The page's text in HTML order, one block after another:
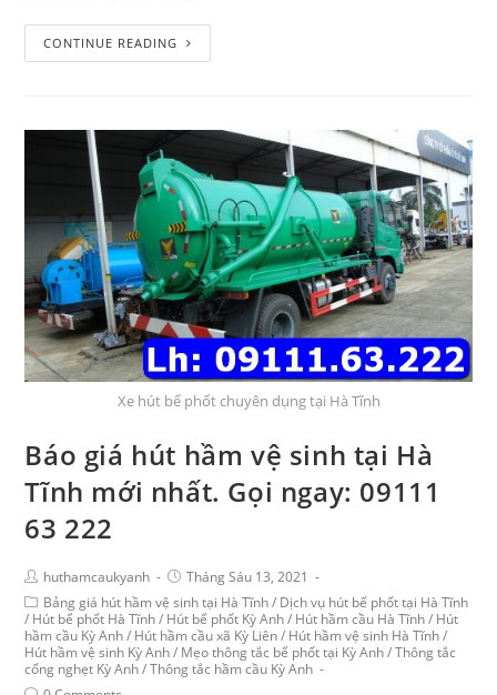
CONTINUE READING
Xe hút bể phốt chuyên dụng tại Hà Tĩnh
Báo giá hút hầm vệ sinh tại Hà
Tĩnh mới nhất. Gọi ngay: 09111
63 222
huthamcaukyanh
Tháng Sáu 13, 2021
Bảng giá hút hầm vệ sinh tại Hà Tĩnh / Dịch vụ hút bể phốt tại Hà Tĩnh
/ Hút bể phốt Hà Tĩnh / Hút bể phốt Kỳ Anh / Hút hầm cầu Hà Tĩnh / Hút
hầm cầu Kỳ Anh / Hút hầm cầu xã Kỳ Liên / Hút hầm vệ sinh Hà Tĩnh /
Hút hầm vệ sinh Kỳ Anh / Mẹo thông tắc bể phốt tại Kỳ Anh / Thông tắc
cống nghẹt Kỳ Anh / Thông tắc hầm cầu Kỳ Anh